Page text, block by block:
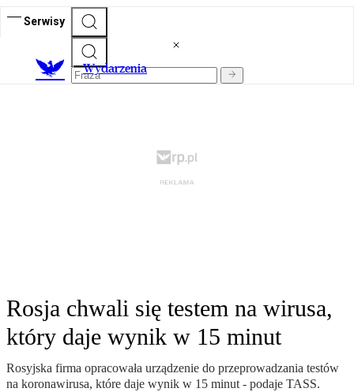
Serwisy
Wydarzenia
Rosja chwali się testem na wirusa,
który daje wynik w 15 minut
Rosyjska firma opracowała urządzenie do przeprowadzania testów
na koronawirusa, które daje wynik w 15 minut - podaje TASS.